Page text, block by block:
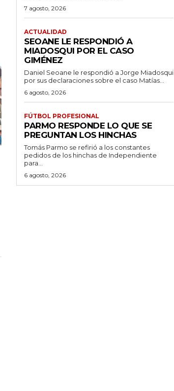
7 agosto, 2026
ACTUALIDAD
SEOANE LE RESPONDIÓ A
MIADOSQUI POR EL CASO
GIMÉNEZ
Daniel Seoane le respondió a Jorge Miadosqui
por sus declaraciones sobre el caso Matías...
6 agosto, 2026
FÚTBOL PROFESIONAL
PARMO RESPONDE LO QUE SE
PREGUNTAN LOS HINCHAS
Tomás Parmo se refirió a los constantes
pedidos de los hinchas de Independiente
para...
6 agosto, 2026